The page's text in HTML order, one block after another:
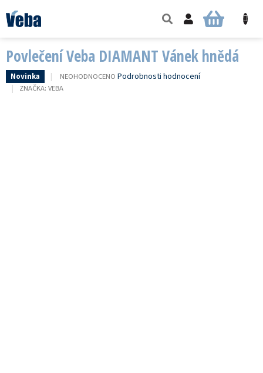
na
obsah
NÁKUPNÍ
Povlečení Veba DIAMANT Vánek hnědá
Novinka
PRŮMĚRNÉ
HODNOCENÍ
NEOHODNOCENO Podrobnosti hodnocení
ZNAČKA: VEBA